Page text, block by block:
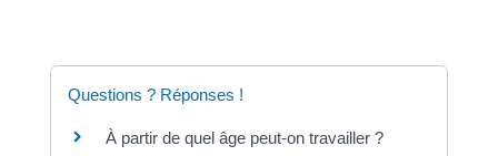
Questions ? Réponses !
À partir de quel âge peut-on travailler ?